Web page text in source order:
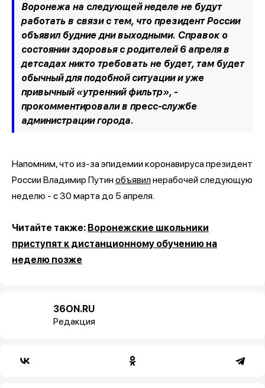
Воронежа на следующей неделе не будут
работать в связи с тем, что президент России
объявил будние дни выходными. Справок о
состоянии здоровья с родителей 6 апреля в
детсадах никто требовать не будет, там будет
обычный для подобной ситуации и уже
привычный «утренний фильтр», -
прокомментировали в пресс-службе
администрации города.
Напомним, что из-за эпидемии коронавируса президент
России Владимир Путинобъявилнерабочей следующую
неделю - с 30 марта до 5 апреля.
Читайте также: Воронежские школьники
приступят к дистанционному обучению на
неделю позже
36ON.RU
Редакция